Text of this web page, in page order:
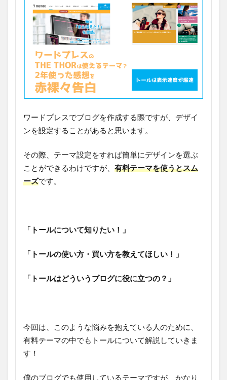
ワードプレスでブログを作成する際ですが、デザイ
ンを設定することがあると思います。
その際、テーマ設定をすれば簡単にデザインを選ぶ
ことができるわけですが、 有料テーマを使うとスム
ーズです。
「トールについて知りたい！」
「トールの使い方・買い方を教えてほしい！」
「トールはどういうブログに役に立つの？」
今回は、このような悩みを抱えている人のために、
有料テーマの中でもトールについて解説していきま
す！
僕のブログでも使用しているテーマですが、かなり